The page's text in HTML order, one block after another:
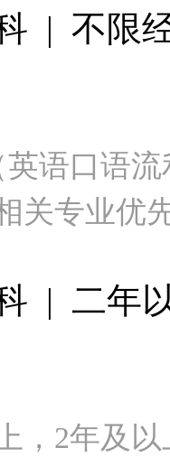
| 不限
语口语
关专业
| 二年
，2年及